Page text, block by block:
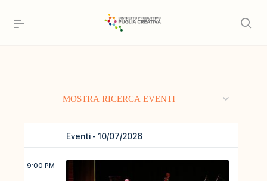
viste
Navigazione
MOSTRA RICERCA EVENTI
Eventi - 10/07/2026
9:00 PM